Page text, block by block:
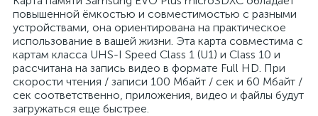
повышенной ёмкостью и совместимостью с разными
устройствами, она ориентирована на практическое
использование в вашей жизни. Эта карта совместима с
картам класса UHS-I Speed Class 1 (U1) и Class 10 и
рассчитана на запись видео в формате Full HD. При
скорости чтения / записи 100 Мбайт / сек и 60 Мбайт /
сек соответственно, приложения, видео и файлы будут
загружаться еще быстрее.